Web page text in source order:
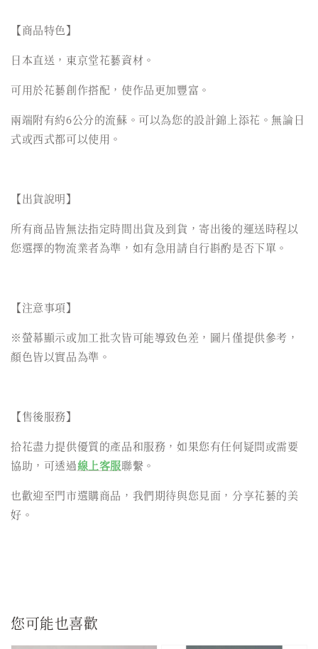
【商品特色】
日本直送，東京堂花藝資材。
可用於花藝創作搭配，使作品更加豐富。
兩端附有約6公分的流蘇。可以為您的設計錦上添花。無論日
式或西式都可以使用。
【出貨說明】
所有商品皆無法指定時間出貨及到貨，寄出後的運送時程以
您選擇的物流業者為準，如有急用請自行斟酌是否下單。
【注意事項】
※螢幕顯示或加工批次皆可能導致色差，圖片僅提供參考，
顏色皆以實品為準。
【售後服務】
拾花盡力提供優質的產品和服務，如果您有任何疑問或需要
協助，可透過線上客服聯繫。
也歡迎至門市選購商品，我們期待與您見面，分享花藝的美
好。
您可能也喜歡